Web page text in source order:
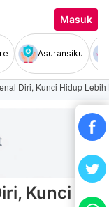
Masuk
Asuransiku
Diri, Kunci Hidup Lebih
Kunci